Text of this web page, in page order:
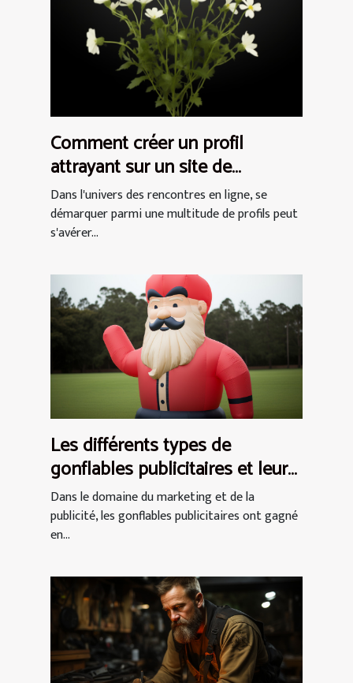
Comment créer un profil
attrayant sur un site de
rencontres pour femmes
Dans l'univers des rencontres en ligne, se
démarquer parmi une multitude de profils peut
s'avérer...
Les différents types de
gonflables publicitaires et leurs
utilisations
Dans le domaine du marketing et de la
publicité, les gonflables publicitaires ont gagné
en...